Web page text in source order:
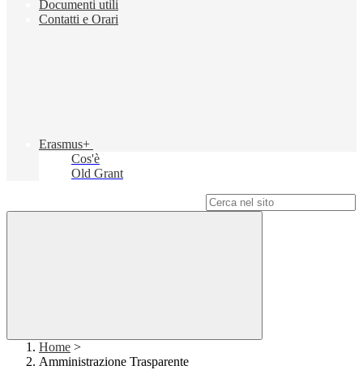
Documenti utili
Contatti e Orari
Erasmus+
Cos'è
Old Grant
Home >
Amministrazione Trasparente